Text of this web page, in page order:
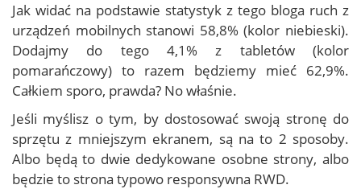
Jak widać na podstawie statystyk z tego bloga ruch z
urządzeń mobilnych stanowi 58,8% (kolor niebieski).
Dodajmy do tego 4,1% z tabletów (kolor
pomarańczowy) to razem będziemy mieć 62,9%.
Całkiem sporo, prawda? No właśnie.
Jeśli myślisz o tym, by dostosować swoją stronę do
sprzętu z mniejszym ekranem, są na to 2 sposoby.
Albo będą to dwie dedykowane osobne strony, albo
będzie to strona typowo responsywna RWD.